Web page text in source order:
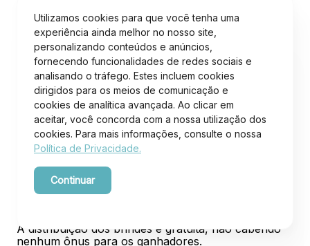
Utilizamos cookies para que você tenha uma
experiência ainda melhor no nosso site,
personalizando conteúdos e anúncios,
fornecendo funcionalidades de redes sociais e
analisando o tráfego. Estes incluem cookies
dirigidos para os meios de comunicação e
cookies de analítica avançada. Ao clicar em
aceitar, você concorda com a nossa utilização dos
cookies. Para mais informações, consulte o nossa
Política de Privacidade.
Continuar
voz), em qualquer um dos meios de divulgação
escolhidos pela Promotora, para divulgação desta
promoção pelo período de 01 (um) ano, contados
da data do término da promoção.
DIVULGAÇÃO DA CAMPANHA
A divulgação desta promoção será feita por meio de
peças de comunicação internas e externas (Rádio,
TV, jornal, painéis de led, outdoors, etc), online,
mídias sociais, portais de notícias e siteteste.itajaisho
pping.com.br
O número do Certificado de Autorização e/ou a
informação consulte o número do certificado no
Regulamento, estará disponível no site
pping.com.bre constará, de forma clara e precisa,
em todo o material de divulgação desta promoção,
A distribuição dos brindes é gratuita, não cabendo
nenhum ônus para os ganhadores.